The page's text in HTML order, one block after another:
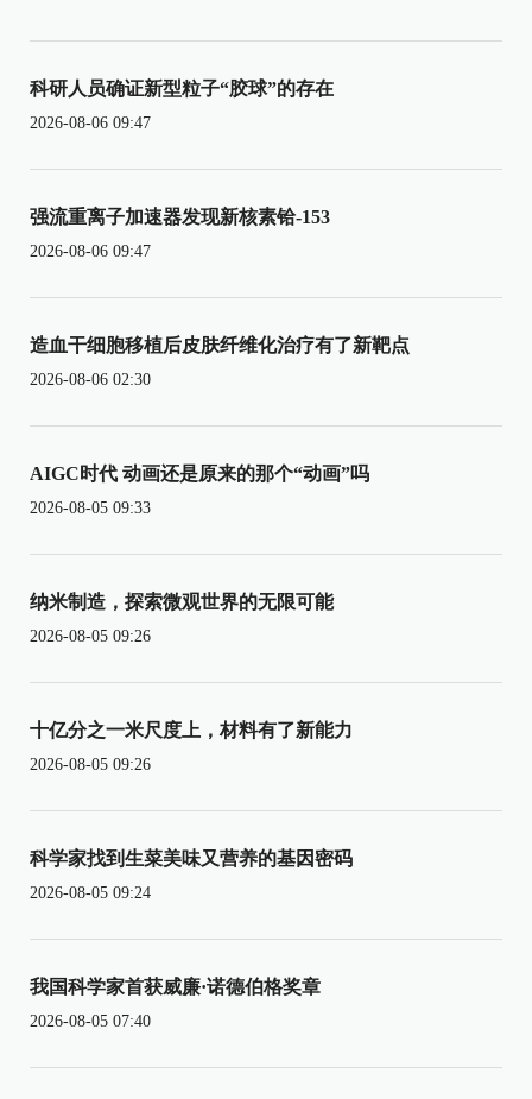
科研人员确证新型粒子“胶球”的存在
2026-08-06 09:47
强流重离子加速器发现新核素铪-153
2026-08-06 09:47
造血干细胞移植后皮肤纤维化治疗有了新靶点
2026-08-06 02:30
AIGC时代 动画还是原来的那个“动画”吗
2026-08-05 09:33
纳米制造，探索微观世界的无限可能
2026-08-05 09:26
十亿分之一米尺度上，材料有了新能力
2026-08-05 09:26
科学家找到生菜美味又营养的基因密码
2026-08-05 09:24
我国科学家首获威廉·诺德伯格奖章
2026-08-05 07:40